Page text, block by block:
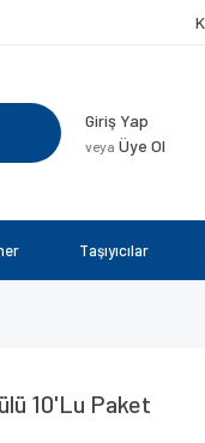
Giriş Yap
veya Üye Ol
Taşıyıcılar
10'Lu Paket